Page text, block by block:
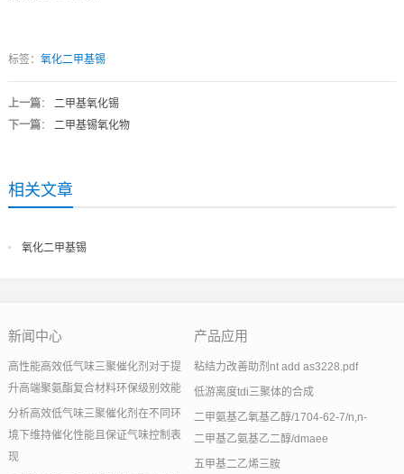
标签： 氧化二甲基锡
上一篇： 二甲基氧化锡
下一篇： 二甲基锡氧化物
相关文章
氧化二甲基锡
新闻中心
高性能高效低气味三聚催化剂对于提
升高端聚氨酯复合材料环保级别效能
分析高效低气味三聚催化剂在不同环
境下维持催化性能且保证气味控制表
现
产品应用
粘结力改善助剂nt add as3228.pdf
低游离度tdi三聚体的合成
二甲氨基乙氧基乙醇/1704-62-7/n,n-
二甲基乙氨基乙二醇/dmaee
五甲基二乙烯三胺